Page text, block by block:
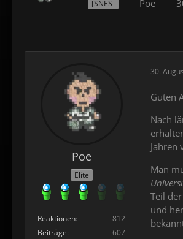
[SNES] Poe
Poe
Elite
Reaktionen
812
Beiträge
607
30.
Guten
Nach
Jahren
Man
Teil
und